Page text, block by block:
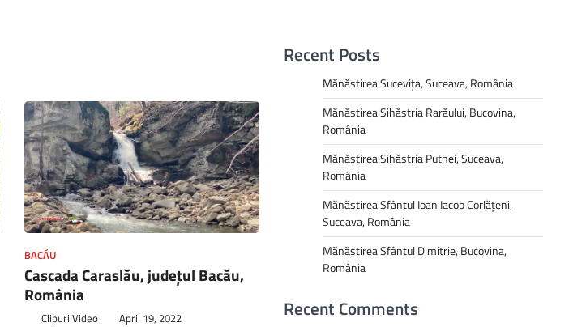
BACĂU
Cascada Caraslău, județul Bacău,
România
Clipuri Video April 19, 2022
Recent Posts
Mănăstirea Sucevița, Suceava, România
Mănăstirea Sihăstria Rarăului, Bucovina,
România
Mănăstirea Sihăstria Putnei, Suceava,
România
Mănăstirea Sfântul Ioan Iacob Corlățeni,
Suceava, România
Mănăstirea Sfântul Dimitrie, Bucovina,
România
Recent Comments